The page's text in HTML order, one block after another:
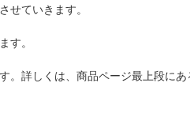
せていきます。
す。
。詳しくは、商品ページ最上段にあ